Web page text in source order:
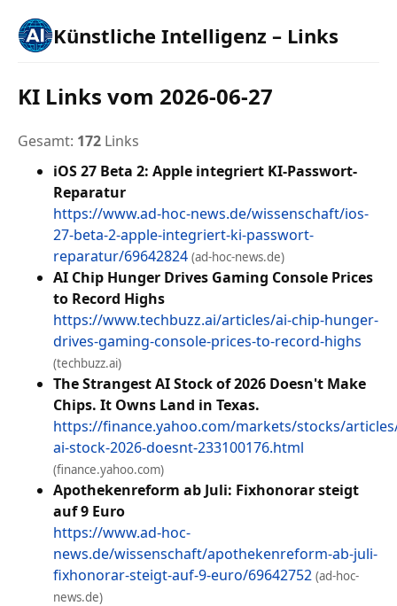
Künstliche Intelligenz – Links
KI Links vom 2026-06-27
Gesamt: 172 Links
iOS 27 Beta 2: Apple integriert KI-Passwort-
Reparatur
https://www.ad-hoc-news.de/wissenschaft/ios-
27-beta-2-apple-integriert-ki-passwort-
reparatur/69642824 (ad-hoc-news.de)
AI Chip Hunger Drives Gaming Console Prices
to Record Highs
https://www.techbuzz.ai/articles/ai-chip-hunger-
drives-gaming-console-prices-to-record-highs
(techbuzz.ai)
The Strangest AI Stock of 2026 Doesn't Make
Chips. It Owns Land in Texas.
https://finance.yahoo.com/markets/stocks/
ai-stock-2026-doesnt-233100176.html
(finance.yahoo.com)
Apothekenreform ab Juli: Fixhonorar steigt
auf 9 Euro
https://www.ad-hoc-
news.de/wissenschaft/apothekenreform-ab-juli-
fixhonorar-steigt-auf-9-euro/69642752 (ad-hoc-
news.de)